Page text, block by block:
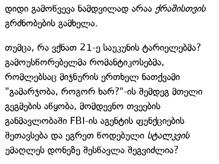
დიდი გამოწვევა ნამდვილად არაა ქრაშისთვის
გრძნობების გამხელა.
თუმცა, რა ვქნათ 21-ე საუკუნის ტარიელებმა?
გამოუსწორებელმა რომანტიკოსებმა,
რომლებსაც მიჯნურის ერთხელ ნათქვამი
"გამარჯობა, როგორ ხარ?"-ის შემდეგ მთელი
გეგმების აწყობა, მომდევნო თვეების
განმავლობაში FBI-ის აგენტის ფუნქციების
შეთავსება და ეგრეთ წოდებული სტალკვის
უმაღლეს დონეზე შესწავლა შეგვიძლია?